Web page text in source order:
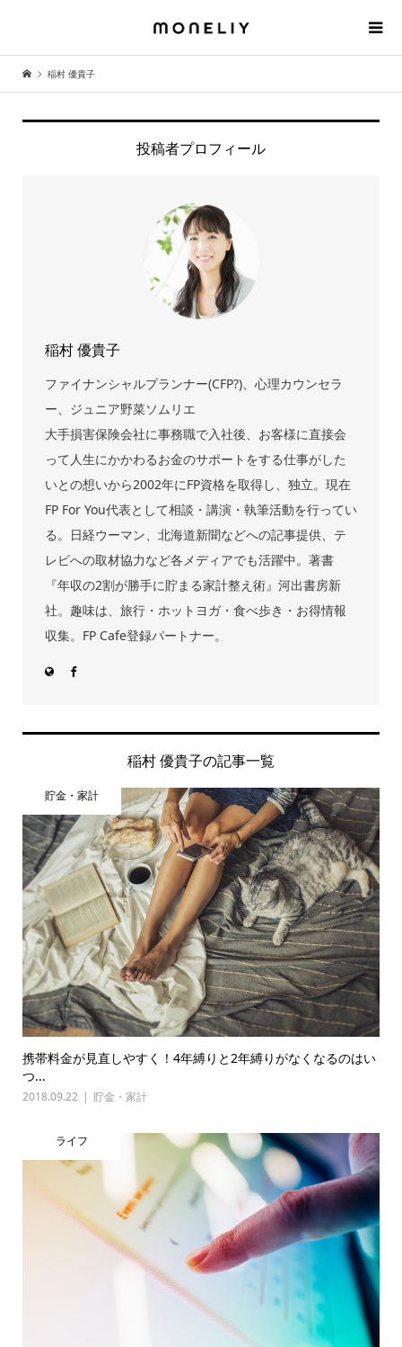
稲村 優貴子
投稿者プロフィール
稲村 優貴子
ファイナンシャルプランナー(CFP?)、心理カウンセラ
ー、ジュニア野菜ソムリエ
大手損害保険会社に事務職で入社後、お客様に直接会
って人生にかかわるお金のサポートをする仕事がした
いとの想いから2002年にFP資格を取得し、独立。現在
FP For You代表として相談・講演・執筆活動を行ってい
る。日経ウーマン、北海道新聞などへの記事提供、テ
レビへの取材協力など各メディアでも活躍中。著書
『年収の2割が勝手に貯まる家計整え術』河出書房新
社。趣味は、旅行・ホットヨガ・食べ歩き・お得情報
収集。FP Cafe登録パートナー。
稲村 優貴子の記事一覧
貯金・家計
携帯料金が見直しやすく！4年縛りと2年縛りがなくなるのはい
つ...
2018.09.22 貯金・家計
ライフ